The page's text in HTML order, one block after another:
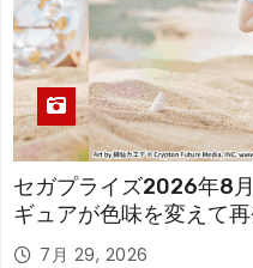
セガプライズ2026年8
ギュアが色味を変えて再
7月 29, 2026